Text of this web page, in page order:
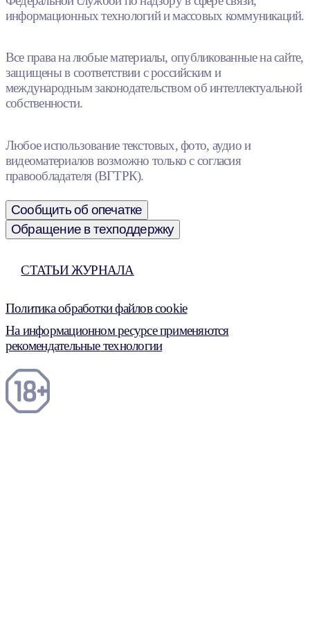
информационных технологий и массовых коммуникаций.
Все права на любые материалы, опубликованные на сайте,
защищены в соответствии с российским и
международным законодательством об интеллектуальной
собственности.
Любое использование текстовых, фото, аудио и
видеоматериалов возможно только с согласия
правообладателя (ВГТРК).
Сообщить об опечатке
Обращение в техподдержку
СТАТЬИ ЖУРНАЛА
Политика обработки файлов cookie
На информационном ресурсе применяются
рекомендательные технологии